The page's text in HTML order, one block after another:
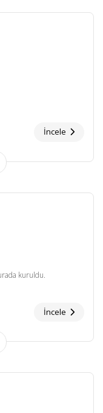
İncele
kuruldu.
İncele